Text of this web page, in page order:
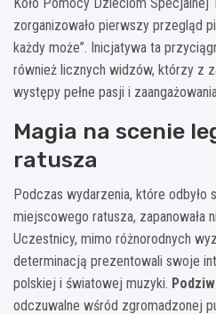
zorganizowało pierwszy przegląd
każdy może”. Inicjatywa ta
również licznych widzów, którzy z
występy pełne pasji i
Magia na scenie
ratusza
Podczas wydarzenia, które odbyło
miejscowego ratusza, zapanowała
Uczestnicy, mimo różnorodnych
determinacją prezentowali swoje
polskiej i światowej muzyki.
odczuwalne wśród zgromadzonej